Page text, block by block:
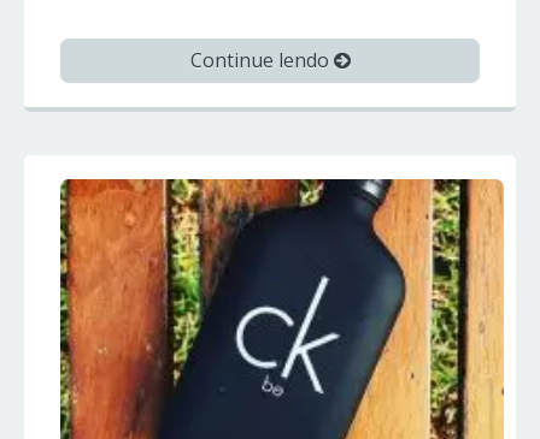
Continue lendo